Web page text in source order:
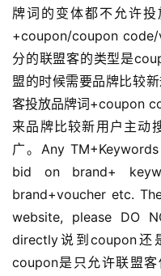
牌词的变体都不允许
+coupon/coupon
分的联盟客的类型是
盟的时候需要品牌比较
客投放品牌词+coupon
来品牌比较新用户主动
广。Any
bid on brand+
brand+voucher etc.
website, please DO
directly说到coupon还
coupon是只允许联盟